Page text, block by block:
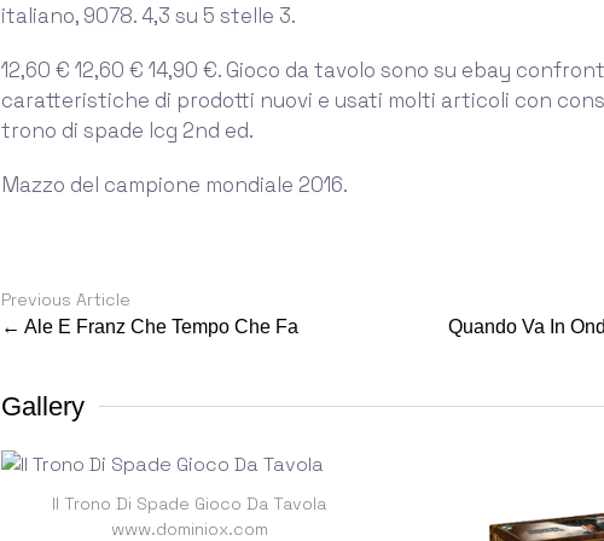
italiano, 9078. 4,3 su 5 stelle 3.
12,60 € 12,60 € 14,90 €. Gioco da tavolo sono su ebay
caratteristiche di prodotti nuovi e usati molti articoli con
trono di spade lcg 2nd ed.
Mazzo del campione mondiale 2016.
Previous Article
← Ale E Franz Che Tempo Che Fa Quando Va In
Gallery
Il Trono Di Spade Gioco Da Tavola
www.dominiox.com